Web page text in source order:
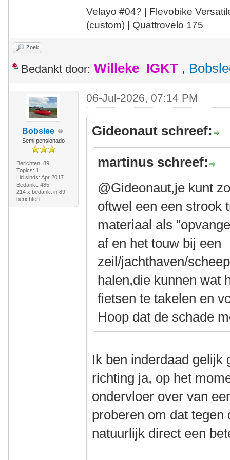
Velayo #04? | Flevobike
(custom) | Quattrovelo 175
Zoek
Bedankt door: Willeke_IGKT ,
Bobslee
Semi pensionado
Berichten: 89
Topics: 1
Lid sinds: Apr 2017
Bedankt: 485
214 x bedankt in 89
berichten
06-Jul-2026, 07:14 PM
Gideonaut schreef:
martinus schreef:
@Gideonaut,je kunt
oftwel een een strook
materiaal als
af en het touw bij een
zeil/jachthaven/
halen,die kunnen wat
fietsen te takelen en
Hoop dat de schade
Ik ben inderdaad gelijk
richting ja, op het
ondervloer over van
proberen om dat
natuurlijk direct een